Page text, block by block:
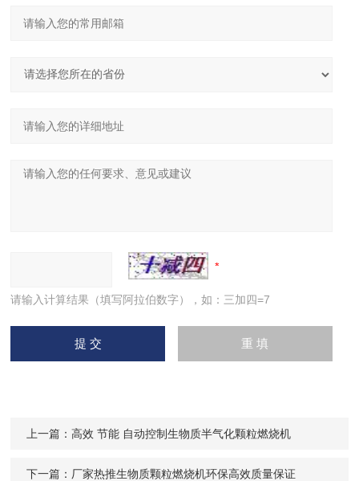
请输入计算结果（填写阿拉伯数字），如：三加四=7
上一篇：高效 节能 自动控制生物质半气化颗粒燃烧机
下一篇： 厂家热推生物质颗粒燃烧机环保高效质量保证